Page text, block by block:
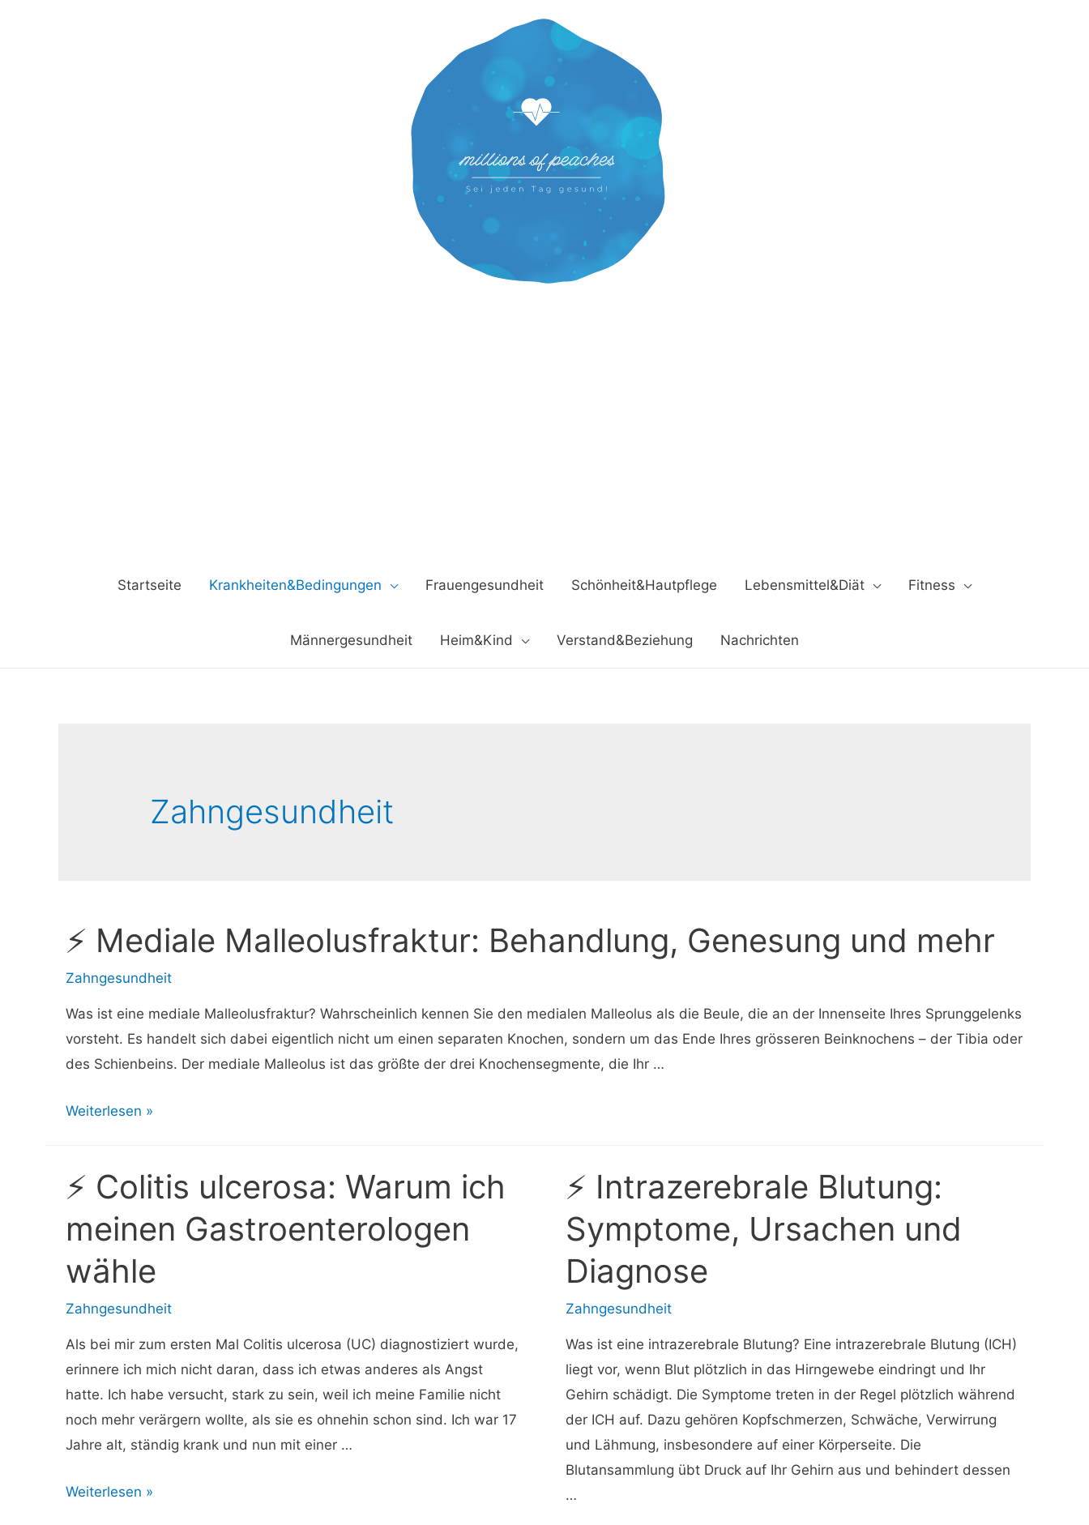
Startseite Krankheiten&Bedingungen Frauengesundheit Schönheit&Hautpflege Lebensmittel&Diät Fitness
Männergesundheit Heim&Kind Verstand&Beziehung Nachrichten
Zahngesundheit
⚡ Mediale Malleolusfraktur: Behandlung, Genesung und mehr
Zahngesundheit
Was ist eine mediale Malleolusfraktur? Wahrscheinlich kennen Sie den medialen Malleolus als die Beule, die an der Innenseite Ihres Sprunggelenks
vorsteht. Es handelt sich dabei eigentlich nicht um einen separaten Knochen, sondern um das Ende Ihres grösseren Beinknochens – der Tibia oder
des Schienbeins. Der mediale Malleolus ist das größte der drei Knochensegmente, die Ihr …
⚡
Behandlung,
mehr
Weiterlesen »
⚡ Colitis ulcerosa: Warum ich
meinen Gastroenterologen
wähle
Zahngesundheit
Als bei mir zum ersten Mal Colitis ulcerosa (UC) diagnostiziert wurde,
erinnere ich mich nicht daran, dass ich etwas anderes als Angst
hatte. Ich habe versucht, stark zu sein, weil ich meine Familie nicht
noch mehr verärgern wollte, als sie es ohnehin schon sind. Ich war 17
Jahre alt, ständig krank und nun mit einer …
⚡
Weiterlesen »
⚡ Intrazerebrale Blutung:
Symptome, Ursachen und
Diagnose
Zahngesundheit
Was ist eine intrazerebrale Blutung? Eine intrazerebrale Blutung (ICH)
liegt vor, wenn Blut plötzlich in das Hirngewebe eindringt und Ihr
Gehirn schädigt. Die Symptome treten in der Regel plötzlich während
der ICH auf. Dazu gehören Kopfschmerzen, Schwäche, Verwirrung
und Lähmung, insbesondere auf einer Körperseite. Die
Blutansammlung übt Druck auf Ihr Gehirn aus und behindert dessen
…